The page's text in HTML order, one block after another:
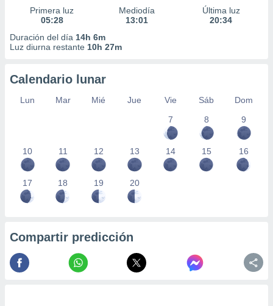
Primera luz
05:28
Mediodía
13:01
Última luz
20:34
Duración del día 14h 6m
Luz diurna restante 10h 27m
Calendario lunar
Lun Mar Mié Jue Vie Sáb
Dom
7
8 9
10 11 12 13 14 15 16
17 18 19 20
Compartir predicción